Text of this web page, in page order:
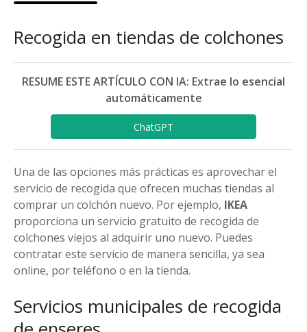
Recogida en tiendas de colchones
RESUME ESTE ARTÍCULO CON IA: Extrae lo esencial
automáticamente
ChatGPT
Una de las opciones más prácticas es aprovechar el
servicio de recogida que ofrecen muchas tiendas al
comprar un colchón nuevo. Por ejemplo, IKEA
proporciona un servicio gratuito de recogida de
colchones viejos al adquirir uno nuevo. Puedes
contratar este servicio de manera sencilla, ya sea
online, por teléfono o en la tienda.
Servicios municipales de recogida